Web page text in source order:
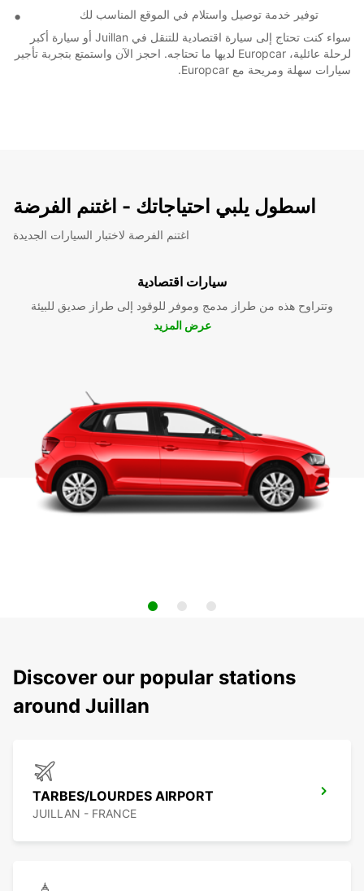
توفير خدمة توصيل واستلام في الموقع المناسب لك
سواء كنت تحتاج إلى سيارة اقتصادية للتنقل في Juillan أو سيارة أكبر
لرحلة عائلية، Europcar لديها ما تحتاجه. احجز الآن واستمتع بتجربة تأجير
سيارات سهلة ومريحة مع Europcar.
اسطول يلبي احتياجاتك - اغتنم الفرضة
اغتنم الفرصة لاختبار السيارات الجديدة
سيارات اقتصادية
وتتراوح هذه من طراز مدمج وموفر للوقود إلى طراز صديق للبيئة
عرض المزيد
Discover our popular stations
around Juillan
TARBES/LOURDES AIRPORT
JUILLAN - FRANCE